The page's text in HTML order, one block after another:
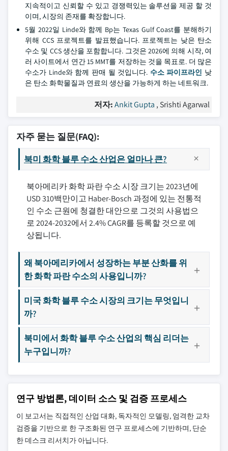
지속적이고 신뢰할 수 있고 경쟁력있는 솔루션을 제공 할 것
이며, 시장의 존재를 확장합니다.
5월 2022일 Linde와 함께 Bp는 Texas Gulf Coast를 분해하기
위해 CCS 프로젝트를 발표했습니다. 프로젝트는 낮은 탄소
수소 및 CCS 생산을 포함합니다. 그것은 2026에 의해 시작, 여
러 사이트에서 연간 15 MMT를 저장하는 것을 목표로. 더 많은
수소가 Linde와 함께 판매 될 것입니다. 수소 파이프라인 낮
은 탄소 화학물질과 연료의 생산을 가능하게 하는 네트워크.
저자:Ankit Gupta , Srishti Agarwal
자주 묻는 질문(FAQ):
북미 화학 블루 수소 산업은 얼마나 큰?
북아메리카 화학 파란 수소 시장 크기는 2023년에
USD 310백만이고 Haber-Bosch 과정에 있는 전통적
인 수소 근원에 청결한 대안으로 그것의 사용법으
로 2024-2032에서 2.4% CAGR를 등록할 것으로 예
상됩니다.
왜 북아메리카에서 성장하는 부분 산화를 위
한 화학 파란 수소의 사용입니까?
미국 화학 블루 수소 시장의 크기는 무엇입니
까?
북미에서 화학 블루 수소 산업의 핵심 리더는
누구입니까?
연구 방법론, 데이터 소스 및 검증 프로세스
이 보고서는 직접적인 산업 대화, 독자적인 모델링, 엄격한 교차
검증을 기반으로 한 구조화된 연구 프로세스에 기반하며, 단순
한 데스크 리서치가 아닙니다.